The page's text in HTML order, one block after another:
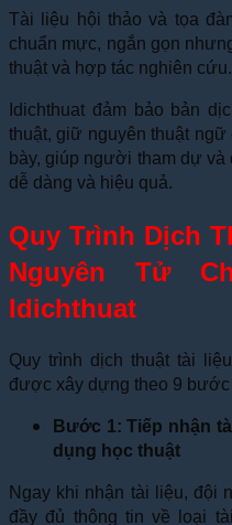
Tài liệu hội thảo và tọa
chuẩn mực, ngắn gọn
thuật và hợp tác nghiên cứu.
Idichthuat đảm bảo bản
thuật, giữ nguyên thuật
bày, giúp người tham dự và
dễ dàng và hiệu quả.
Quy Trình Dịch
Nguyên Tử
Idichthuat
Quy trình dịch thuật tài
được xây dựng theo 9 bước
Bước 1: Tiếp nhận
dụng học thuật
Ngay khi nhận tài liệu, đội
đầy đủ thông tin về loại